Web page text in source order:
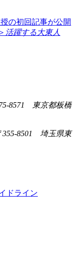
の初回記事が公開
活躍する大東人
8571 東京都板橋
355-8501 埼玉県東
ドライン